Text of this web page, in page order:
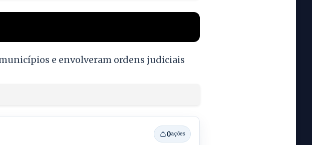
e envolveram ordens judiciais
0ações